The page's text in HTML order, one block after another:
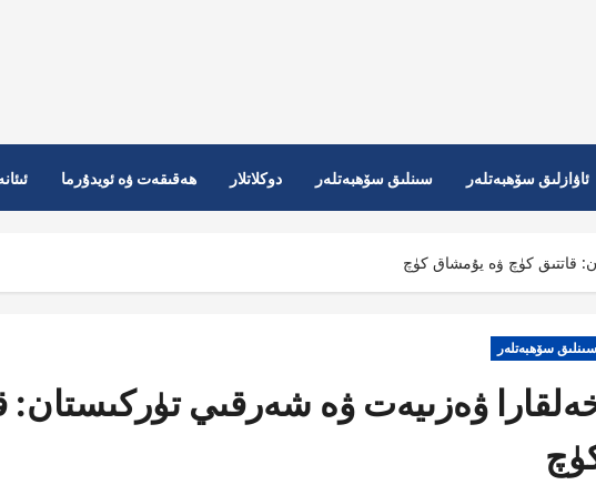
ئاۋازلىق سۆھبەتلەر سىنلىق سۆھبەتلەر دوكلاتلار ھەقىقەت ۋە ئويدۇرما
قاتتىق كۈچ ۋە يۇمشاق كۈچ
سىنلىق سۆھبەتلەر
ۋەزىيەت ۋە شەرقىي